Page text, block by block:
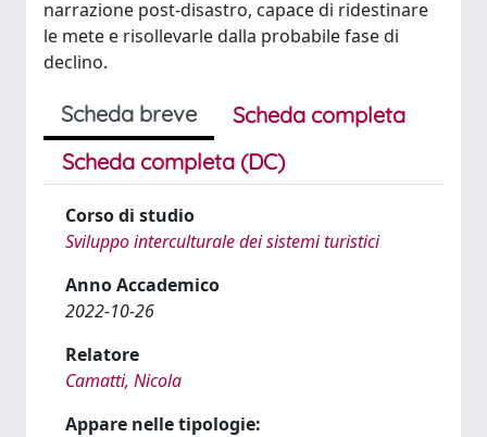
narrazione post-disastro, capace di ridestinare
le mete e risollevarle dalla probabile fase di
declino.
Scheda breve
Scheda completa
Scheda completa (DC)
Corso di studio
Sviluppo interculturale dei sistemi turistici
Anno Accademico
2022-10-26
Relatore
Camatti, Nicola
Appare nelle tipologie: